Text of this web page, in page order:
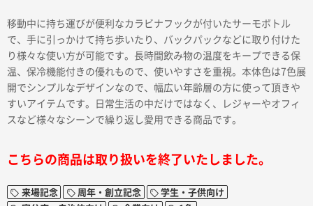
移動中に持ち運びが便利なカラビナフックが付いたサーモボトル
で、手に引っかけて持ち歩いたり、バックパックなどに取り付けた
り様々な使い方が可能です。長時間飲み物の温度をキープできる保
温、保冷機能付きの優れもので、使いやすさを重視。本体色は7色展
開でシンプルなデザインなので、幅広い年齢層の方に使って頂きや
すいアイテムです。日常生活の中だけではなく、レジャーやオフィ
スなど様々なシーンで繰り返し愛用できる商品です。
こちらの商品は取り扱いを終了いたしました。
来場記念 周年・創立記念
学生・子供向け